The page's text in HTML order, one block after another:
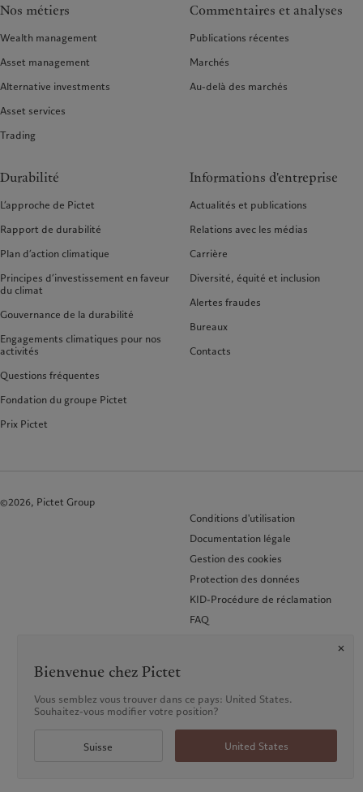
Nos métiers
Wealth management
Asset management
Alternative investments
Asset services
Trading
Commentaires et analyses
Publications récentes
Marchés
Au-delà des marchés
Durabilité
L’approche de Pictet
Rapport de durabilité
Plan d’action climatique
Principes d’investissement en faveur
du climat
Gouvernance de la durabilité
Engagements climatiques pour nos
activités
Questions fréquentes
Fondation du groupe Pictet
Prix Pictet
Informations d'entreprise
Actualités et publications
Relations avec les médias
Carrière
Diversité, équité et inclusion
Alertes fraudes
Bureaux
Contacts
©2026, Pictet Group
Conditions d'utilisation
Documentation légale
Gestion des cookies
Protection des données
KID-Procédure de réclamation
FAQ
Bienvenue chez Pictet
Vous semblez vous trouver dans ce pays: United States.
Souhaitez-vous modifier votre position?
Suisse United States